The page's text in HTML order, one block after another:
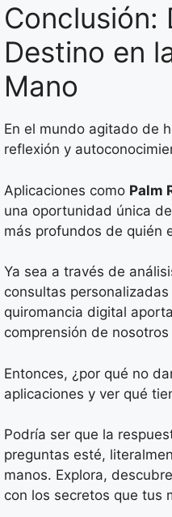
Conclusión:
Destino en
Mano
En el mundo agitado de
reflexión y
Aplicaciones como Palm
una oportunidad única
más profundos de quién
Ya sea a través de
consultas
quiromancia digital
comprensión de nosotros
Entonces, ¿por qué no
aplicaciones y ver qué
Podría ser que la
preguntas esté,
manos. Explora,
con los secretos que tus